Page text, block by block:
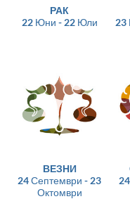
РАК
22 Юни - 22 Юли
23
ВЕЗНИ
24 Септември - 23
Октомври